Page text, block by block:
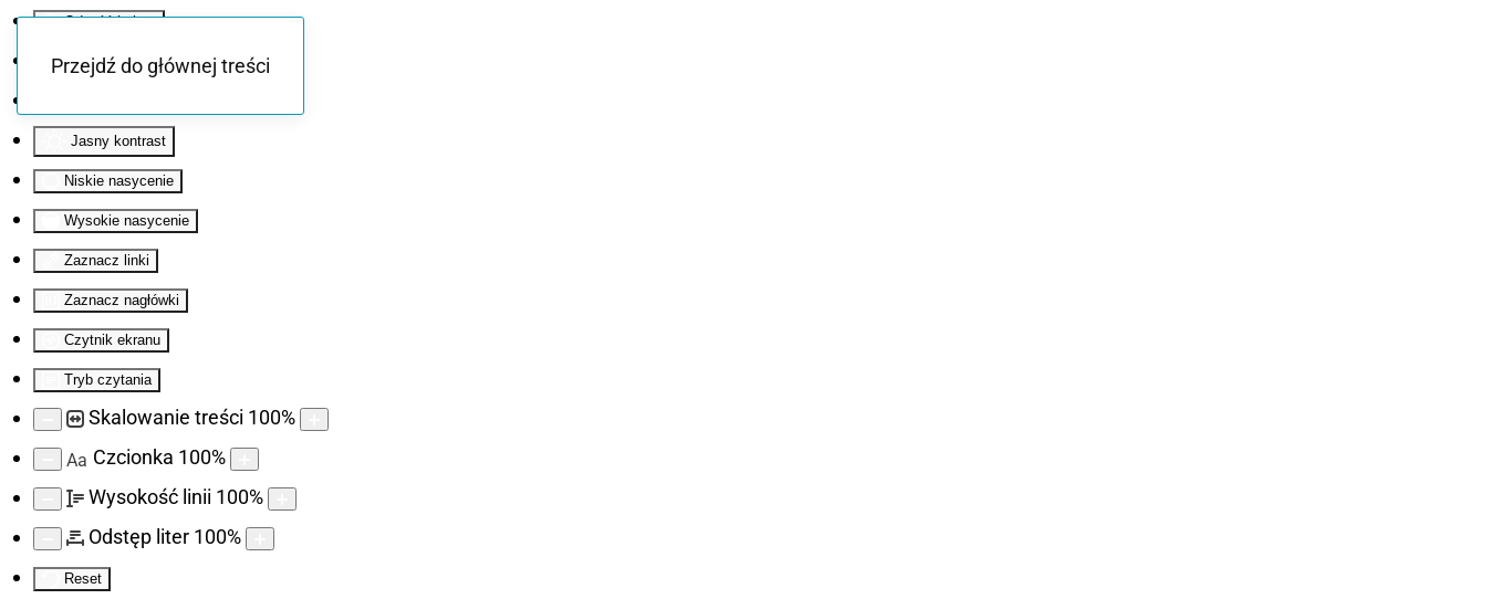
Odwróć kolory
Monochromatyczny
Jasny kontrast
Niskie nasycenie
Wysokie nasycenie
Zaznacz linki
Zaznacz nagłówki
Czytnik ekranu
Tryb czytania
Skalowanie treści 100%
Aa Czcionka 100%
Wysokość linii 100%
Odstęp liter 100%
Reset
Przejdź do głównej treści